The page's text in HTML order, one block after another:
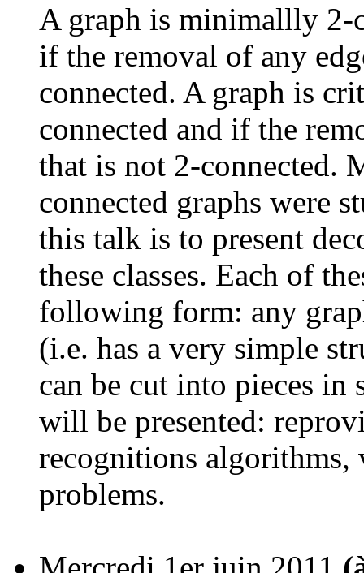
A graph is minimallly 2-
if the removal of any
connected. A graph is
connected and if the
that is not 2-
connected graphs were
this talk is to present
these classes. Each of
following form: any
(i.e. has a very simple
can be cut into pieces
will be presented:
recognitions algorithms,
problems.